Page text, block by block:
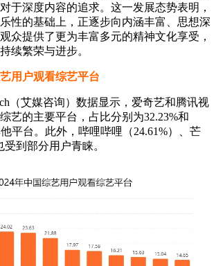
于深度内容的追求。这一发展态势表明，
性的基础上，正逐步向内涵丰富、思想深
众提供了更为丰富多元的精神文化享受，
续繁荣与进步。
用户观看综艺平台
（艾媒咨询）数据显示，爱奇艺和腾讯视
艺的主要平台，占比分别为32.23%和
平台。此外，哔哩哔哩（24.61%）、芒
到部分用户青睐。